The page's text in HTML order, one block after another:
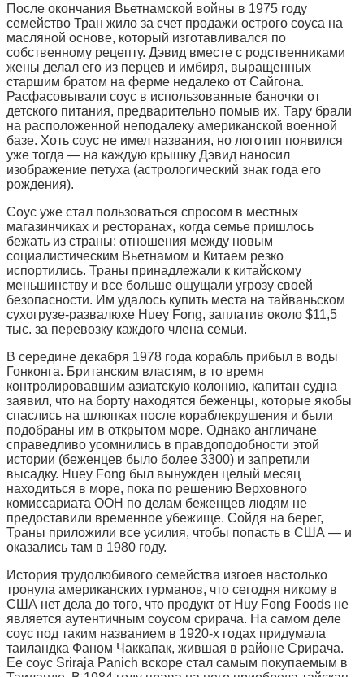
После окончания Вьетнамской войны в 1975 году
семейство Тран жило за счет продажи острого соуса на
масляной основе, который изготавливался по
собственному рецепту. Дэвид вместе с родственниками
жены делал его из перцев и имбиря, выращенных
старшим братом на ферме недалеко от Сайгона.
Расфасовывали соус в использованные баночки от
детского питания, предварительно помыв их. Тару брали
на расположенной неподалеку американской военной
базе. Хоть соус не имел названия, но логотип появился
уже тогда — на каждую крышку Дэвид наносил
изображение петуха (астрологический знак года его
рождения).
Соус уже стал пользоваться спросом в местных
магазинчиках и ресторанах, когда семье пришлось
бежать из страны: отношения между новым
социалистическим Вьетнамом и Китаем резко
испортились. Траны принадлежали к китайскому
меньшинству и все больше ощущали угрозу своей
безопасности. Им удалось купить места на тайваньском
сухогрузе-развалюхе Huey Fong, заплатив около $11,5
тыс. за перевозку каждого члена семьи.
В середине декабря 1978 года корабль прибыл в воды
Гонконга. Британским властям, в то время
контролировавшим азиатскую колонию, капитан судна
заявил, что на борту находятся беженцы, которые якобы
спаслись на шлюпках после кораблекрушения и были
подобраны им в открытом море. Однако англичане
справедливо усомнились в правдоподобности этой
истории (беженцев было более 3300) и запретили
высадку. Huey Fong был вынужден целый месяц
находиться в море, пока по решению Верховного
комиссариата ООН по делам беженцев людям не
предоставили временное убежище. Сойдя на берег,
Траны приложили все усилия, чтобы попасть в США — и
оказались там в 1980 году.
История трудолюбивого семейства изгоев настолько
тронула американских гурманов, что сегодня никому в
США нет дела до того, что продукт от Huy Fong Foods не
является аутентичным соусом срирача. На самом деле
соус под таким названием в 1920-х годах придумала
таиландка Фаном Чаккапак, жившая в районе Срирача.
Ее соус Sriraja Panich вскоре стал самым покупаемым в